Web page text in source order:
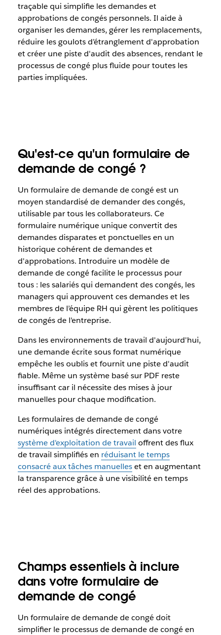
traçable qui simplifie les demandes et
approbations de congés personnels. Il aide à
organiser les demandes, gérer les remplacements,
réduire les goulots d’étranglement d'approbation
et créer une piste d'audit des absences, rendant le
processus de congé plus fluide pour toutes les
parties impliquées.
Qu'est-ce qu'un formulaire de
demande de congé ?
Un formulaire de demande de congé est un
moyen standardisé de demander des congés,
utilisable par tous les collaborateurs. Ce
formulaire numérique unique convertit des
demandes disparates et ponctuelles en un
historique cohérent de demandes et
d'approbations. Introduire un modèle de
demande de congé facilite le processus pour
tous : les salariés qui demandent des congés, les
managers qui approuvent ces demandes et les
membres de l’équipe RH qui gèrent les politiques
de congés de l'entreprise.
Dans les environnements de travail d'aujourd'hui,
une demande écrite sous format numérique
empêche les oublis et fournit une piste d'audit
fiable. Même un système basé sur PDF reste
insuffisant car il nécessite des mises à jour
manuelles pour chaque modification.
Les formulaires de demande de congé
numériques intégrés directement dans votre
système d'exploitation de travail offrent des flux
de travail simplifiés en réduisant le temps
consacré aux tâches manuelleset en augmentant
la transparence grâce à une visibilité en temps
réel des approbations.
Champs essentiels à inclure
dans votre formulaire de
demande de congé
Un formulaire de demande de congé doit
simplifier le processus de demande de congé en